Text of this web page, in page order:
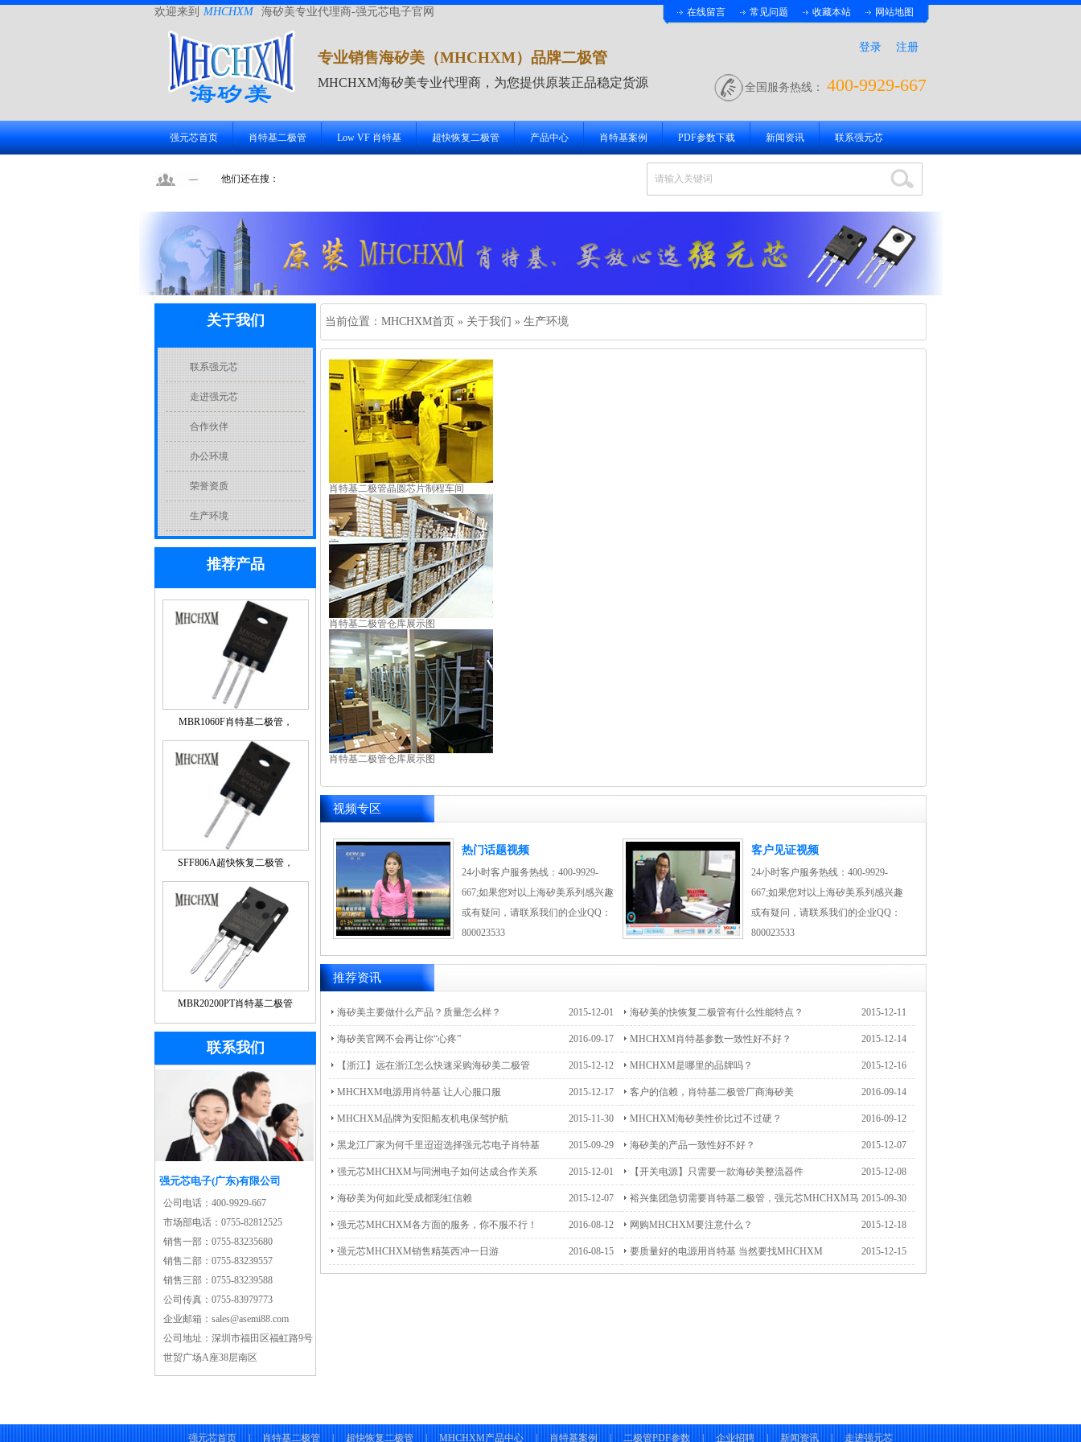
欢迎来到 MHCHXM 海矽美专业代理商-强元芯电子官网 在线留言 常见问题 收藏本站 网站地图
专业销售海矽美（MHCHXM）品牌二极管
MHCHXM海矽美专业代理商，为您提供原装正品稳定货源
登录 注册
全国服务热线： 400-9929-667
强元芯首页 肖特基二极管 Low VF 肖特基 超快恢复二极管 产品中心 肖特基案例 PDF参数下载 新闻资讯 联系强元芯
他们还在搜：
关于我们
联系强元芯
走进强元芯
合作伙伴
办公环境
荣誉资质
生产环境
推荐产品
MBR1060F肖特基二极管，
MHCHXM品牌
SFF806A超快恢复二极管，
MHCHXM品牌
MBR20200PT肖特基二极管
联系我们
强元芯电子(广东)有限公司
公司电话： 400-9929-667
市场部电话： 0755-82812525
销售一部： 0755-83235680
销售二部： 0755-83239557
销售三部： 0755-83239588
公司传真： 0755-83979773
企业邮箱： sales@asemi88.com
公司地址： 深圳市福田区福虹路9号
世贸广场A座38层南区
当前位置： MHCHXM首页 » 关于我们 » 生产环境
肖特基二极管晶圆芯片制程车间
肖特基二极管仓库展示图
肖特基二极管仓库展示图
视频专区
热门话题视频
24小时客户服务热线：400-9929-
667;如果您对以上海矽美系列感兴趣
或有疑问，请联系我们的企业QQ：
800023533
客户见证视频
24小时客户服务热线：400-9929-
667;如果您对以上海矽美系列感兴趣
或有疑问，请联系我们的企业QQ：
800023533
推荐资讯
2015-12-01
海矽美主要做什么产品？质量怎么样？ 2015-12-11
海矽美的快恢复二极管有什么性能特点？
2016-09-17
海矽美官网不会再让你“心疼” 2015-12-14
MHCHXM肖特基参数一致性好不好？
2015-12-12
【浙江】远在浙江怎么快速采购海矽美二极管 2015-12-16
MHCHXM是哪里的品牌吗？
2015-12-17
MHCHXM电源用肖特基 让人心服口服 2016-09-14
客户的信赖，肖特基二极管厂商海矽美
2015-11-30
MHCHXM品牌为安阳船友机电保驾护航 2016-09-12
MHCHXM海矽美性价比过不过硬？
2015-09-29
黑龙江厂家为何千里迢迢选择强元芯电子肖特基
MBR2045
2015-12-07
海矽美的产品一致性好不好？
2015-12-01
强元芯MHCHXM与同洲电子如何达成合作关系 2015-12-08
【开关电源】只需要一款海矽美整流器件
2015-12-07
海矽美为何如此受成都彩虹信赖 2015-09-30
裕兴集团急切需要肖特基二极管，强元芯MHCHXM马
上供应
2016-08-12
强元芯MHCHXM各方面的服务，你不服不行！ 2015-12-18
网购MHCHXM要注意什么？
2016-08-15
强元芯MHCHXM销售精英西冲一日游 2015-12-15
要质量好的电源用肖特基 当然要找MHCHXM
强元芯首页 肖特基二极管 超快恢复二极管 MHCHXM产品中心 肖特基案例 二极管PDF参数 企业招聘 新闻资讯 走进强元芯